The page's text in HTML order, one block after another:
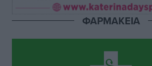
Ατρόμητος Διμυλιάς: Ο Μαργαρίτης
αδιαπραγμάτευτη φιλοσοφία
Γ.Σ. Διαγόρας: Επέστρεψε στις
ΦΑΡΜΑΚΕΙΑ